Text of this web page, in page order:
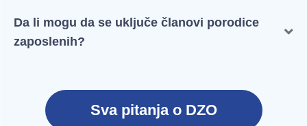
i hirurške intervencije. Od ambulantnih intervencija
do operacija u okviru bolničkog lečenja.
Da li mogu da se uključe članovi porodice
zaposlenih?
kao i zaposleni, a na vama je da odlučite da li ćete
plaćati vi, ili zaposleni.Sva pitanja o DZO